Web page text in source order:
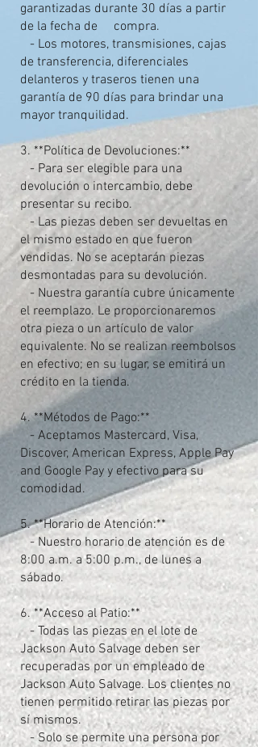
garantizadas durante 30 días a partir
de la fecha de compra.
- Los motores, transmisiones, cajas
de transferencia, diferenciales
delanteros y traseros tienen una
garantía de 90 días para brindar una
mayor tranquilidad.
3. **Política de Devoluciones:**
- Para ser elegible para una
devolución o intercambio, debe
presentar su recibo.
- Las piezas deben ser devueltas en
el mismo estado en que fueron
vendidas. No se aceptarán piezas
desmontadas para su devolución.
- Nuestra garantía cubre únicamente
el reemplazo. Le proporcionaremos
otra pieza o un artículo de valor
equivalente. No se realizan reembolsos
en efectivo; en su lugar, se emitirá un
crédito en la tienda.
4. **Métodos de Pago:**
- Aceptamos Mastercard, Visa,
Discover, American Express, Apple Pay
and Google Pay y efectivo para su
comodidad.
5. **Horario de Atención:**
- Nuestro horario de atención es de
8:00 a.m. a 5:00 p.m., de lunes a
sábado.
6. **Acceso al Patio:**
- Todas las piezas en el lote de
Jackson Auto Salvage deben ser
recuperadas por un empleado de
Jackson Auto Salvage. Los clientes no
tienen permitido retirar las piezas por
sí mismos.
- Solo se permite una persona por